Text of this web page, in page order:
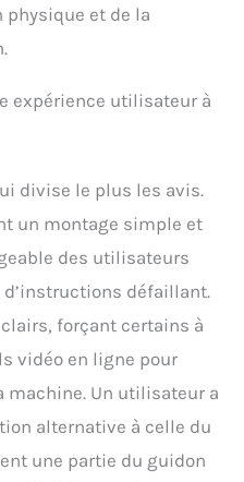
et de la
expérience utilisateur à
divise le plus les avis.
un montage simple et
des utilisateurs
défaillant.
forçant certains à
vidéo en ligne pour
Un utilisateur a
alternative à celle du
une partie du guidon